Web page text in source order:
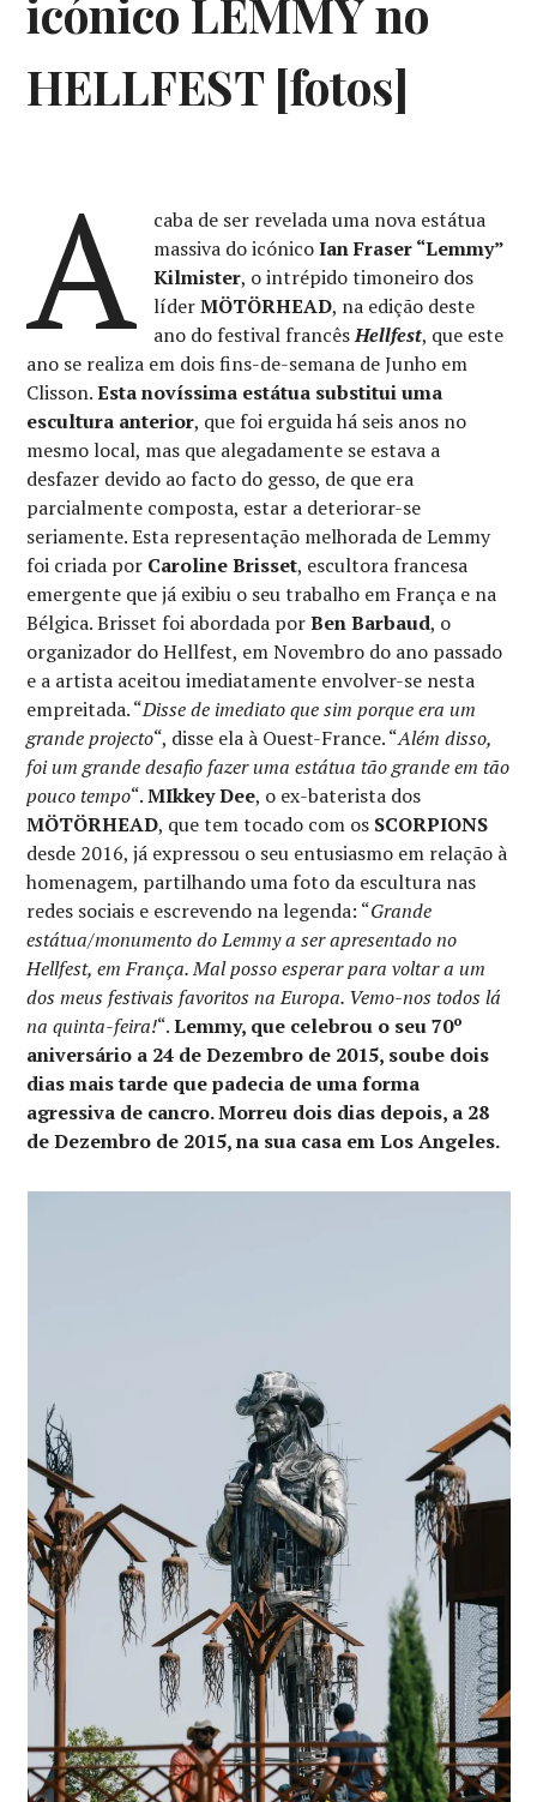
icónico LEMMY no
HELLFEST [fotos]
A
caba de ser revelada uma nova estátua
massiva do icónicoIan Fraser “Lemmy”
Kilmister, o intrépido timoneiro dos
líderMÖTÖRHEAD, na edição deste
ano do festival francêsHellfest, que este
ano se realiza em dois fins-de-semana de Junho em
Clisson.Esta novíssima estátua substitui uma
escultura anterior, que foi erguida há seis anos no
mesmo local, mas que alegadamente se estava a
desfazer devido ao facto do gesso, de que era
parcialmente composta, estar a deteriorar-se
seriamente. Esta representação melhorada de Lemmy
foi criada por Caroline Brisset, escultora francesa
emergente que já exibiu o seu trabalho em França e na
Bélgica. Brisset foi abordada porBen Barbaud, o
organizador do Hellfest, em Novembro do ano passado
e a artista aceitou imediatamente envolver-se nesta
empreitada. “Disse de imediato que sim porque era um
grande projecto“, disse ela à Ouest-France. “Além disso,
foi um grande desafio fazer uma estátua tão grande em tão
pouco tempo“.MIkkey Dee, o ex-baterista dos
MÖTÖRHEAD, que tem tocado com os SCORPIONS
desde 2016, já expressou o seu entusiasmo em relação à
homenagem, partilhando uma foto da escultura nas
redes sociais e escrevendo na legenda: “Grande
estátua/monumento do Lemmy a ser apresentado no
Hellfest, em França. Mal posso esperar para voltar a um
dos meus festivais favoritos na Europa. Vemo-nos todos lá
na quinta-feira!“.Lemmy, que celebrou o seu 70º
aniversário a 24 de Dezembro de 2015, soube dois
dias mais tarde que padecia de uma forma
agressiva de cancro. Morreu dois dias depois, a 28
de Dezembro de 2015, na sua casa em Los Angeles.